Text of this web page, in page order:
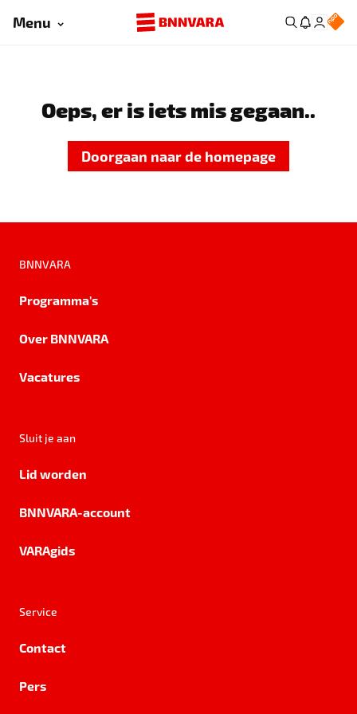
Menu
Oeps, er is iets mis gegaan..
Doorgaan naar de homepage
BNNVARA
Programma's
Over BNNVARA
Vacatures
Sluit je aan
Lid worden
BNNVARA-account
VARAgids
Service
Contact
Pers